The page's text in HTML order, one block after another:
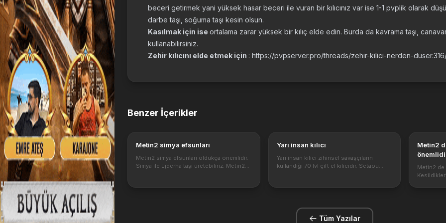
beceri getirmek yani yüksek hasar beceri ile vuran bir kılıcınız var ise 1-1 pvplik olarak
darbe taşı, soğuma taşı kesin olsun.
Kasılmak için ise ortalama zarar yüksek bir kılıç elde edin. Burda da kavrama taşı,
kullanabilirsiniz.
Zehir kılıcını elde etmek için : https://pvpserver.pro/threads/zehir-kilici-nerden-
Benzer İçerikler
Metin2 simya efsunları
Metin2 simya efsunları oldukça önemlidir.
Simya ile Ejderha taşı üretebiliriz. Metin2
efsunları verir ? https://1...
Yarı insan kılıcı
Yarı insan kılıcı zihinsel savaşçıların
kullandığı 70 lvl çift el kılıcıdır. Setaou
peki Yarı insan kılıcı efsunları...
Metin2 de metin taşları oldukça
eşyalar
metin
Metin2 de
Tüm Yazılar